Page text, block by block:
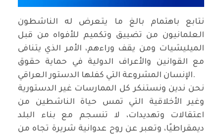
نتابع باهتمام بالغ ما يتعرض له الناشطون
العلمانيون من تضييق وتكميم للأفواه من قبل
الميليشيات ومن يقف وراءهم، الأمر الذي يتنافى
مع القوانين والأعراف الدولية في حماية حقوق
الإنسان المشروعة التي كفلها الدستور العراقي.
نحن ندين ونستنكر كل الممارسات غير الدستورية
وغير الأخلاقية التي تمس حياة الناشطين من
اعتقالات وتهديدات، لا تنسجم مع بناء البلد
ديمقراطيًا، وتعبر عن روح عدوانية شريرة تجاه من